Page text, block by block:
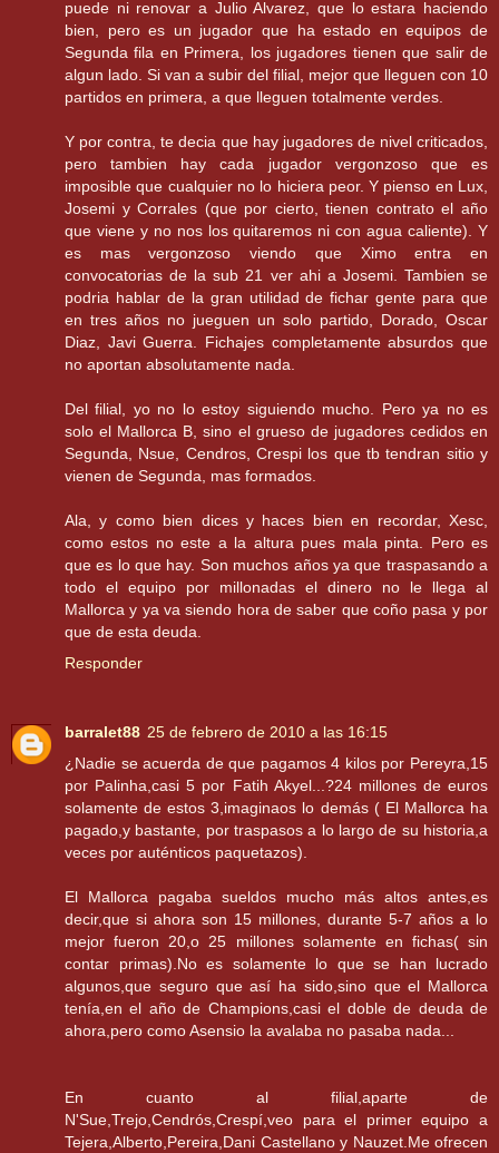
puede ni renovar a Julio Alvarez, que lo estara haciendo
bien, pero es un jugador que ha estado en equipos de
Segunda fila en Primera, los jugadores tienen que salir de
algun lado. Si van a subir del filial, mejor que lleguen con 10
partidos en primera, a que lleguen totalmente verdes.
Y por contra, te decia que hay jugadores de nivel criticados,
pero tambien hay cada jugador vergonzoso que es
imposible que cualquier no lo hiciera peor. Y pienso en Lux,
Josemi y Corrales (que por cierto, tienen contrato el año
que viene y no nos los quitaremos ni con agua caliente). Y
es mas vergonzoso viendo que Ximo entra en
convocatorias de la sub 21 ver ahi a Josemi. Tambien se
podria hablar de la gran utilidad de fichar gente para que
en tres años no jueguen un solo partido, Dorado, Oscar
Diaz, Javi Guerra. Fichajes completamente absurdos que
no aportan absolutamente nada.
Del filial, yo no lo estoy siguiendo mucho. Pero ya no es
solo el Mallorca B, sino el grueso de jugadores cedidos en
Segunda, Nsue, Cendros, Crespi los que tb tendran sitio y
vienen de Segunda, mas formados.
Ala, y como bien dices y haces bien en recordar, Xesc,
como estos no este a la altura pues mala pinta. Pero es
que es lo que hay. Son muchos años ya que traspasando a
todo el equipo por millonadas el dinero no le llega al
Mallorca y ya va siendo hora de saber que coño pasa y por
que de esta deuda.
Responder
barralet88 25 de febrero de 2010 a las 16:15
¿Nadie se acuerda de que pagamos 4 kilos por Pereyra,15
por Palinha,casi 5 por Fatih Akyel...?24 millones de euros
solamente de estos 3,imaginaos lo demás ( El Mallorca ha
pagado,y bastante, por traspasos a lo largo de su historia,a
veces por auténticos paquetazos).
El Mallorca pagaba sueldos mucho más altos antes,es
decir,que si ahora son 15 millones, durante 5-7 años a lo
mejor fueron 20,o 25 millones solamente en fichas( sin
contar primas).No es solamente lo que se han lucrado
algunos,que seguro que así ha sido,sino que el Mallorca
tenía,en el año de Champions,casi el doble de deuda de
ahora,pero como Asensio la avalaba no pasaba nada...
En cuanto al filial,aparte de
N'Sue,Trejo,Cendrós,Crespí,veo para el primer equipo a
Tejera,Alberto,Pereira,Dani Castellano y Nauzet.Me ofrecen